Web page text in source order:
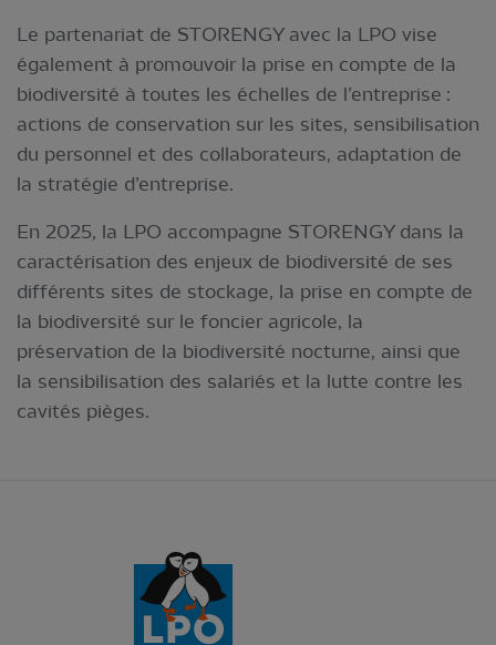
Le partenariat de STORENGY avec la LPO vise
également à promouvoir la prise en compte de la
biodiversité à toutes les échelles de l’entreprise :
actions de conservation sur les sites, sensibilisation
du personnel et des collaborateurs, adaptation de
la stratégie d’entreprise.
En 2025, la LPO accompagne STORENGY dans la
caractérisation des enjeux de biodiversité de ses
différents sites de stockage, la prise en compte de
la biodiversité sur le foncier agricole, la
préservation de la biodiversité nocturne, ainsi que
la sensibilisation des salariés et la lutte contre les
cavités pièges.